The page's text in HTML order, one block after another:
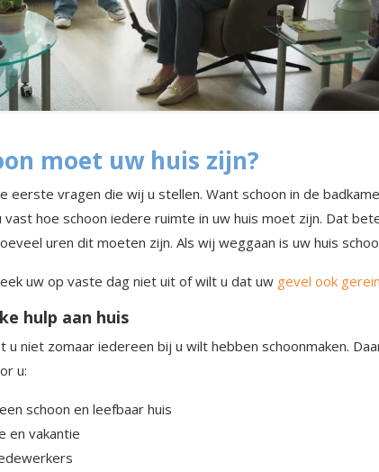
moet uw huis zijn?
eerste vragen die wij u stellen. Want schoon in de
hoe schoon iedere ruimte in uw huis moet zijn. Dat
uren dit moeten zijn. Als wij weggaan is uw huis
uw op vaste dag niet uit of wilt u dat uw gevel ook
hulp aan huis
u niet zomaar iedereen bij u wilt hebben schoonmaken.
u:
schoon en leefbaar huis
en vakantie